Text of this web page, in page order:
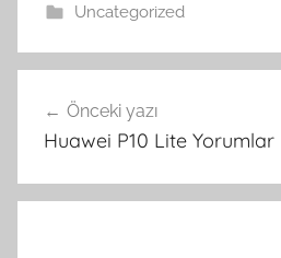
Uncategorized
gezinmesi
Önceki yazı
Huawei P10 Lite Yorumlar